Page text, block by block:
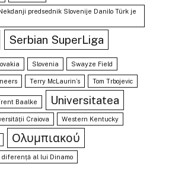
predsednik Slovenije Danilo Türk je
Serbian SuperLiga
Slovenia Swayze Field
Terry McLaurin’s Tom Trbojevic
Baalke Universitatea
Craiova Western Kentucky
Ολυμπιακού
diferență al lui Dinamo